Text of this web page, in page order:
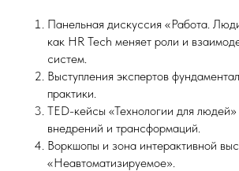
Панельная дискуссия «Работа.
как HR Tech меняет роли и
систем.
Выступления экспертов
практики.
TED-кейсы «Технологии для
внедрений и трансформаций.
Воркшопы и зона интерактивной
«Неавтоматизируемое».